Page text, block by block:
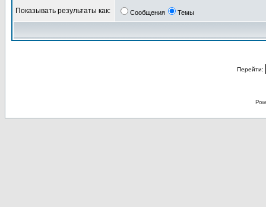
Показывать результаты как: Сообщения Темы
Перейти: